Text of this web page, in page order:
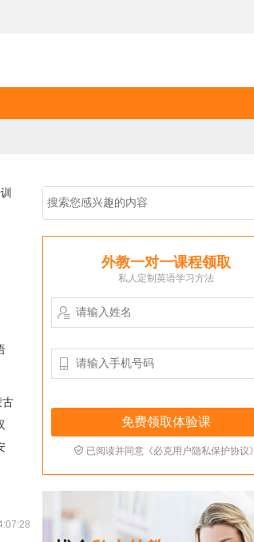
外教一对一课程领取
私人定制英语学习方法


 已阅读并同意《必克用户隐私保护协议》
古